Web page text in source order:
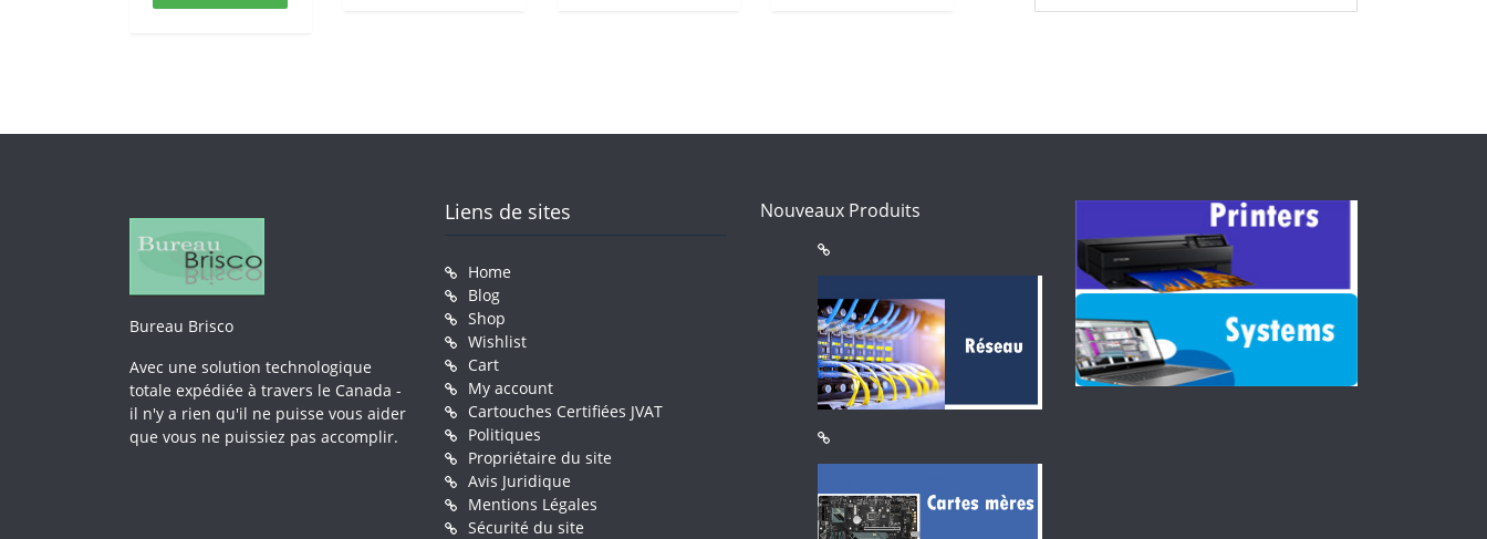
Bureau Brisco
Avec une solution technologique
totale expédiée à travers le Canada -
il n'y a rien qu'il ne puisse vous aider
que vous ne puissiez pas accomplir.
Liens de sites
Home
Blog
Shop
Wishlist
Cart
My account
Cartouches Certifiées JVAT
Politiques
Propriétaire du site
Avis Juridique
Mentions Légales
Sécurité du site
Nouveaux Produits